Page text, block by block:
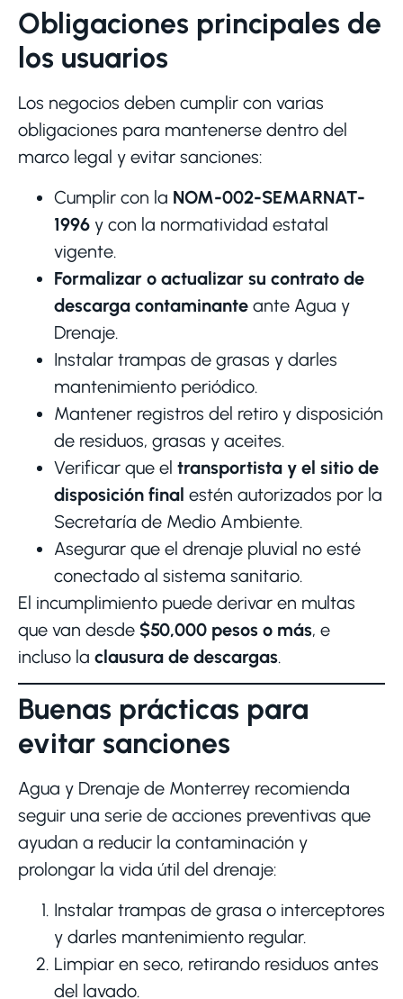
Obligaciones principales de
los usuarios
Los negocios deben cumplir con varias
obligaciones para mantenerse dentro del
marco legal y evitar sanciones:
Cumplir con la NOM-002-SEMARNAT-
1996 y con la normatividad estatal
vigente.
Formalizar o actualizar su contrato de
descarga contaminante ante Agua y
Drenaje.
Instalar trampas de grasas y darles
mantenimiento periódico.
Mantener registros del retiro y disposición
de residuos, grasas y aceites.
Verificar que el transportista y el sitio de
disposición final estén autorizados por la
Secretaría de Medio Ambiente.
Asegurar que el drenaje pluvial no esté
conectado al sistema sanitario.
El incumplimiento puede derivar en multas
que van desde $50,000 pesos o más, e
incluso la clausura de descargas.
Buenas prácticas para
evitar sanciones
Agua y Drenaje de Monterrey recomienda
seguir una serie de acciones preventivas que
ayudan a reducir la contaminación y
prolongar la vida útil del drenaje:
Instalar trampas de grasa o interceptores
y darles mantenimiento regular.
Limpiar en seco, retirando residuos antes
del lavado.